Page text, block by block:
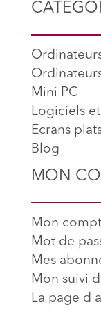
Mini PC
Logiciels
Ecrans
Blog
MON
Mon
Mot de
Mes
Mon suivi
La page